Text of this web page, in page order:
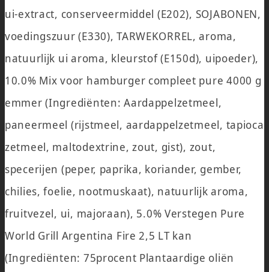
ui-extract, conserveermiddel (E202), SOJABONEN,
voedingszuur (E330), TARWEKORREL, aroma,
natuurlijk ui aroma, kleurstof (E150d), uipoeder),
10.0% Mix voor hamburger compleet pure 4000 g
emmer (Ingrediënten: Aardappelzetmeel,
paneermeel (rijstmeel, aardappelzetmeel, tapioca
zetmeel, maltodextrine, zout, gist), zout,
specerijen (peper, paprika, koriander, gember,
chilies, foelie, nootmuskaat), natuurlijk aroma,
fruitvezel, ui, majoraan), 5.0% Verstegen Pure
World Grill Argentina Fire 2,5 LT kan
(Ingrediënten: 75procent Plantaardige oliën